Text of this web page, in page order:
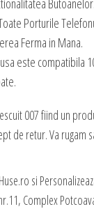
Porturile
Ferma in Mana.
este compatibila
007 fiind un
de retur. Va rugam
si
Complex